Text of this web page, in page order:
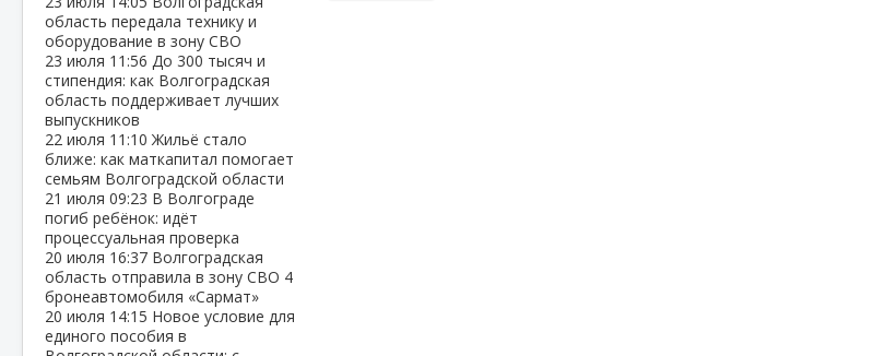
область передала технику и
оборудование в зону СВО
23 июля 11:56 До 300 тысяч и
стипендия: как Волгоградская
область поддерживает лучших
выпускников
22 июля 11:10Жильё стало
ближе: как маткапитал помогает
семьям Волгоградской области
21 июля 09:23 В Волгограде
погиб ребёнок: идёт
процессуальная проверка
20 июля 16:37 Волгоградская
область отправила в зону СВО 4
бронеавтомобиля «Сармат»
20 июля 14:15 Новое условие для
единого пособия в